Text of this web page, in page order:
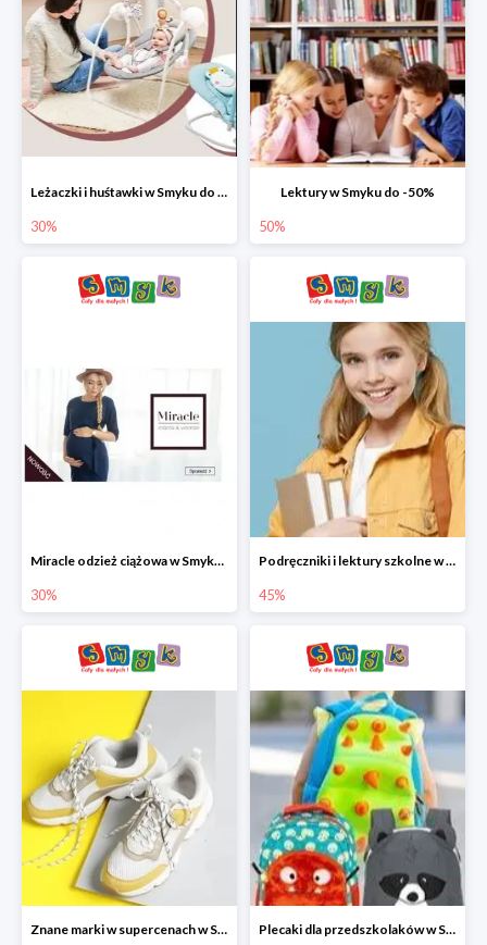
Leżaczki i huśtawki w Smyku do -30%
30%
Lektury w Smyku do -50%
50%
Miracle odzież ciążowa w Smyku co -30%
30%
Podręczniki i lektury szkolne w Smyku do -45%
45%
Znane marki w supercenach w Smyku - buty do -40% Plecaki dla przedszkolaków w Smyku do -40%